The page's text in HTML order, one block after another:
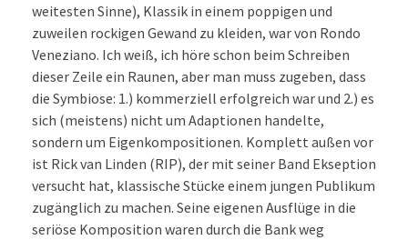
weitesten Sinne), Klassik in einem poppigen und
zuweilen rockigen Gewand zu kleiden, war von Rondo
Veneziano. Ich weiß, ich höre schon beim Schreiben
dieser Zeile ein Raunen, aber man muss zugeben, dass
die Symbiose: 1.) kommerziell erfolgreich war und 2.) es
sich (meistens) nicht um Adaptionen handelte,
sondern um Eigenkompositionen. Komplett außen vor
ist Rick van Linden (RIP), der mit seiner Band Ekseption
versucht hat, klassische Stücke einem jungen Publikum
zugänglich zu machen. Seine eigenen Ausflüge in die
seriöse Komposition waren durch die Bank weg